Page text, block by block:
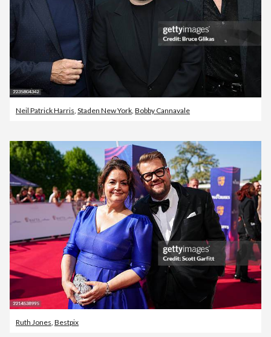
Neil Patrick Harris, Staden New York, Bobby Cannavale
Ruth Jones Bestpix